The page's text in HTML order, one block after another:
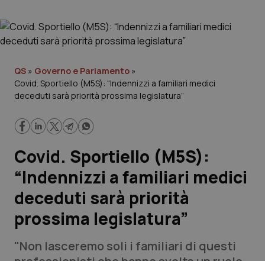
Governo e Parlamento
Regioni e Asl
Lavoro e Professioni
Scienza e Farmaci
Studi e Analisi
Lettere al direttore
QS » Governo e Parlamento »
Covid. Sportiello (M5S): “Indennizzi a familiari medici
deceduti sarà priorità prossima legislatura”
Covid. Sportiello (M5S):
“Indennizzi a familiari medici
deceduti sarà priorità
prossima legislatura”
"Non lasceremo soli i familiari di questi